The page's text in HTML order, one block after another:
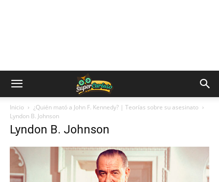
Inicio
¿Quién mató a John F. Kennedy? | Teorías sobre su asesinato
Lyndon B. Johnson
Lyndon B. Johnson